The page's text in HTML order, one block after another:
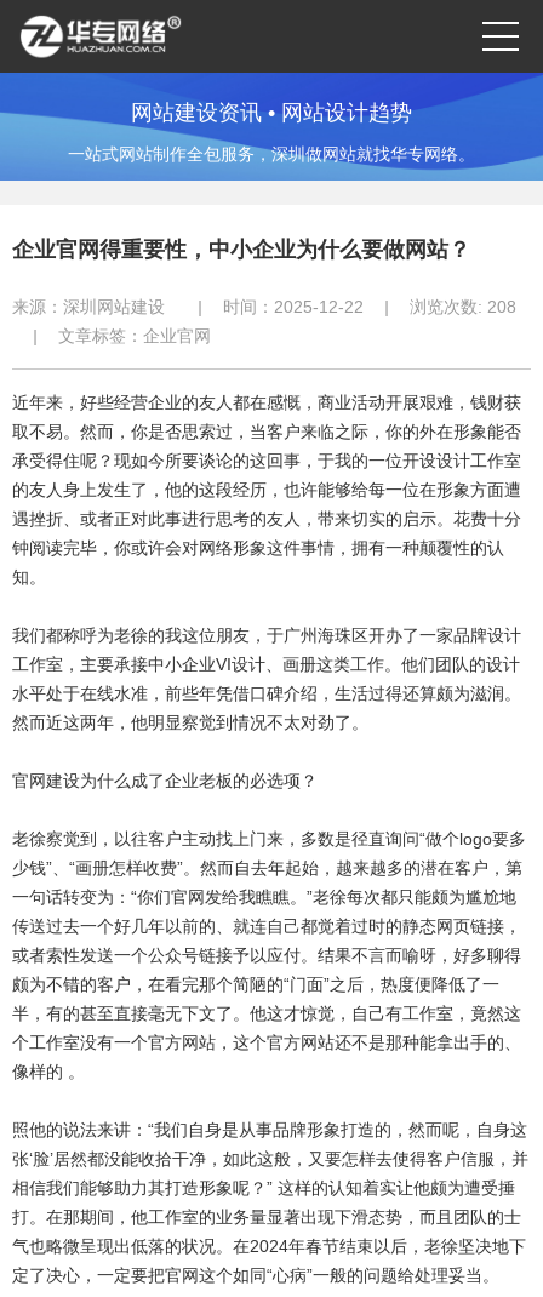
网站建设资讯 • 网站设计趋势
一站式网站制作全包服务，深圳做网站就找华专网络。
企业官网得重要性，中小企业为什么要做网站？
来源： 深圳网站建设 | 时间：2025-12-22 | 浏览次数: 208
|
文章标签： 企业官网
近年来，好些经营企业的友人都在感慨，商业活动开展艰难，钱财获
取不易。然而，你是否思索过，当客户来临之际，你的外在形象能否
承受得住呢？现如今所要谈论的这回事，于我的一位开设设计工作室
的友人身上发生了，他的这段经历，也许能够给每一位在形象方面遭
遇挫折、或者正对此事进行思考的友人，带来切实的启示。花费十分
钟阅读完毕，你或许会对网络形象这件事情，拥有一种颠覆性的认
知。
我们都称呼为老徐的我这位朋友，于广州海珠区开办了一家品牌设计
工作室，主要承接中小企业VI设计、画册这类工作。他们团队的设计
水平处于在线水准，前些年凭借口碑介绍，生活过得还算颇为滋润。
然而近这两年，他明显察觉到情况不太对劲了。
官网建设为什么成了企业老板的必选项？
老徐察觉到，以往客户主动找上门来，多数是径直询问“做个logo要多
少钱”、“画册怎样收费”。然而自去年起始，越来越多的潜在客户，第
一句话转变为：“你们官网发给我瞧瞧。”老徐每次都只能颇为尴尬地
传送过去一个好几年以前的、就连自己都觉着过时的静态网页链接，
或者索性发送一个公众号链接予以应付。结果不言而喻呀，好多聊得
颇为不错的客户，在看完那个简陋的“门面”之后，热度便降低了一
半，有的甚至直接毫无下文了。他这才惊觉，自己有工作室，竟然这
个工作室没有一个官方网站，这个官方网站还不是那种能拿出手的、
像样的 。
照他的说法来讲：“我们自身是从事品牌形象打造的，然而呢，自身这
张‘脸’居然都没能收拾干净，如此这般，又要怎样去使得客户信服，并
相信我们能够助力其打造形象呢？” 这样的认知着实让他颇为遭受捶
打。在那期间，他工作室的业务量显著出现下滑态势，而且团队的士
气也略微呈现出低落的状况。在2024年春节结束以后，老徐坚决地下
定了决心，一定要把官网这个如同“心病”一般的问题给处理妥当。